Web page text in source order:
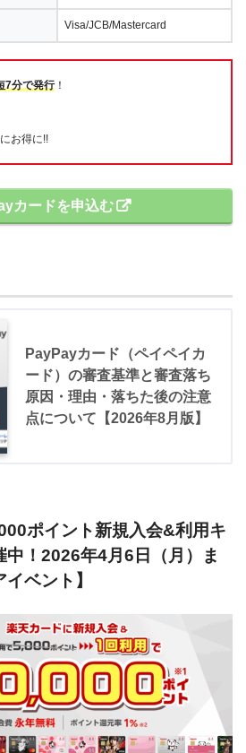
Visa/JCB/Mastercard
7分で発行！
お得に!!
カードを申込む
PayPayカード（ペイペイカ
ード）の審査基準と審査落ち
原因・理由・落ちた後の注意
点について【2026年8月版】
ポイント新規入会&利用キ
中！2026年4月6日（月）ま
ベント】